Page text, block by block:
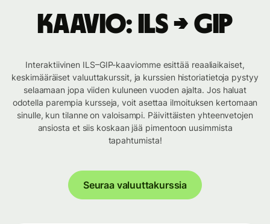
Kaavio: ILS → GIP
Interaktiivinen ILS–GIP-kaaviomme esittää reaaliaikaiset,
keskimääräiset valuuttakurssit, ja kurssien historiatietoja pystyy
selaamaan jopa viiden kuluneen vuoden ajalta. Jos haluat
odotella parempia kursseja, voit asettaa ilmoituksen kertomaan
sinulle, kun tilanne on valoisampi. Päivittäisten yhteenvetojen
ansiosta et siis koskaan jää pimentoon uusimmista
tapahtumista!
Seuraa valuuttakurssia